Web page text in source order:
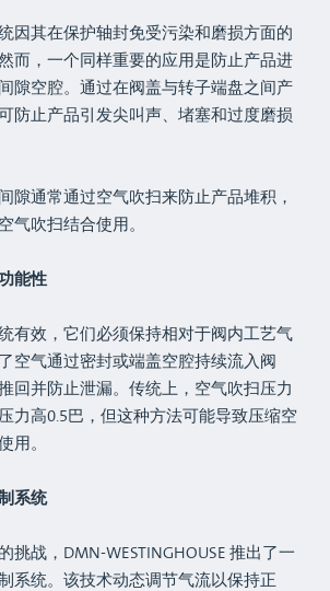
因其在保护轴封免受污染和磨损方面的
而，一个同样重要的应用是防止产品进
隙空腔。通过在阀盖与转子端盘之间产
防止产品引发尖叫声、堵塞和过度磨损
隙通常通过空气吹扫来防止产品堆积，
气吹扫结合使用。
能性
有效，它们必须保持相对于阀内工艺气
空气通过密封或端盖空腔持续流入阀
回并防止泄漏。传统上，空气吹扫压力
力高0.5巴，但这种方法可能导致压缩空
用。
系统
挑战，DMN-WESTINGHOUSE 推出了一
系统。该技术动态调节气流以保持正